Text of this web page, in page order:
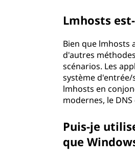
Lmhosts
Bien que lmhosts
d'autres
scénarios. Les
système
lmhosts en
modernes, le
Puis-je
que